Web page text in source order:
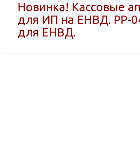
Новинка! Кассовые
для ИП на ЕНВД. РР-
для ЕНВД.